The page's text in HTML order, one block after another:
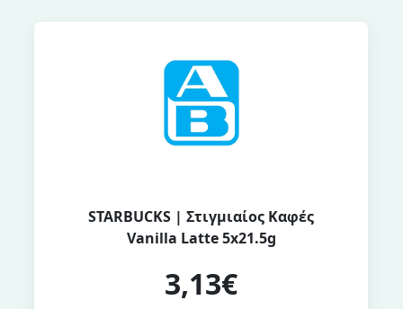
STARBUCKS | Στιγμιαίος Καφές
Vanilla Latte 5x21.5g
3,13€